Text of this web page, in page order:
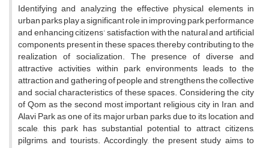
Identifying and analyzing the effective physical elements in
urban parks play a significant role in improving park performance
and enhancing citizens’ satisfaction with the natural and artificial
components present in these spaces, thereby contributing to the
realization of socialization. The presence of diverse and
attractive activities within park environments leads to the
attraction and gathering of people and strengthens the collective
and social characteristics of these spaces. Considering the city
of Qom as the second most important religious city in Iran, and
Alavi Park as one of its major urban parks due to its location and
scale, this park has substantial potential to attract citizens,
pilgrims, and tourists. Accordingly, the present study aims to